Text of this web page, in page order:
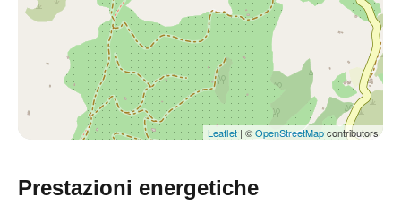
Leaflet | ©OpenStreetMapcontributors
Prestazioni energetiche